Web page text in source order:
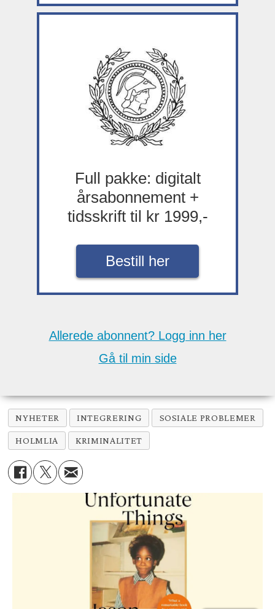
Full pakke: digitalt
årsabonnement +
tidsskrift til kr 1999,-
Bestill her
Allerede abonnent? Logg inn her
Gå til min side
NYHETER INTEGRERING SOSIALE PROBLEMER
HOLMLIA KRIMINALITET